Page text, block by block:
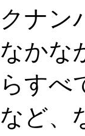
クナン
なかな
らすべ
など、